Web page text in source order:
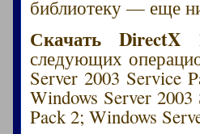
библиотеку — еще
Скачать DirectX
следующих
Server 2003 Service
Windows Server
Pack 2; Windows